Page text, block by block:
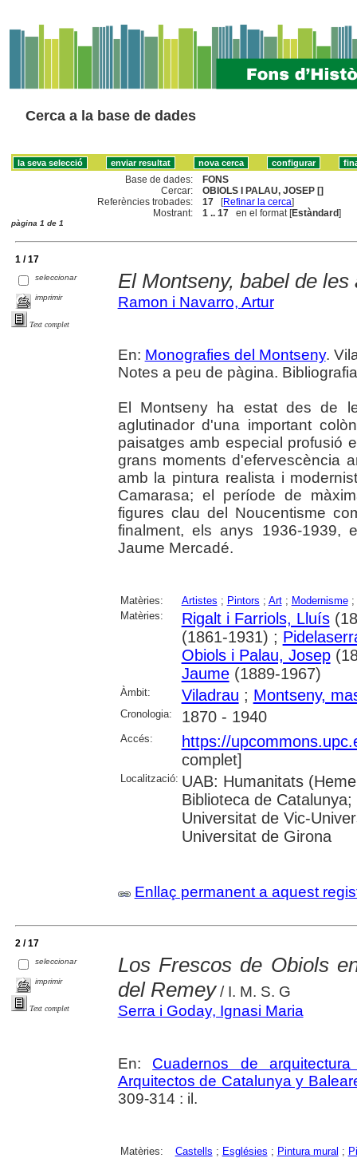
Cerca a la base de dades
Base de dades:
FONS
Cercar:
OBIOLS I PALAU, JOSEP []
Referències trobades:
17 [Refinar la cerca]
Mostrant:
1 .. 17 en el format [Estàndard]
pàgina 1 de 1
1 / 17
seleccionar
imprimir
Text complet
El Montseny, babel de les
Ramon i Navarro, Artur
En: Monografies del Montseny.
Notes a peu de pàgina.
El Montseny ha estat des de
aglutinador d'una important
paisatges amb especial profusió
grans moments d'efervescència
amb la pintura realista i
Camarasa; el període de
figures clau del Noucentisme
finalment, els anys 1936-
Jaume Mercadé.
Matèries: Artistes ; Pintors ; Art; Modernisme;
Matèries:
Rigalt i Farriols, Lluís
(1861-1931) ;
Obiols i Palau, Josep
Jaume(1889-1967)
Àmbit: Viladrau ; Montseny,
Cronologia: 1870 - 1940
Accés:
https://
complet]
Localització: UAB: Humanitats
Biblioteca de
Universitat de Vic-
Universitat de Girona
Enllaç permanent a aquest
2 / 17
seleccionar
imprimir
Text complet
Los Frescos de Obiols
del Remey/ I. M. S. G
Serra i Goday, Ignasi Maria
En: Cuadernos de
Arquitectos de Catalunya y
309-314 : il.
Matèries: Castells ; Esglésies ; Pintura mural ;